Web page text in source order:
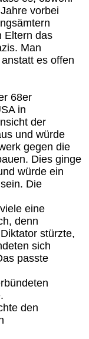
vorbei
Eltern das
Man
es offen
68er
in
der
und würde
gegen die
Dies ginge
würde ein
Die
eine
denn
stürzte,
sich
passte
den